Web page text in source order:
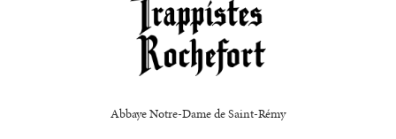
Abbaye Notre-Dame de Saint-Rémy